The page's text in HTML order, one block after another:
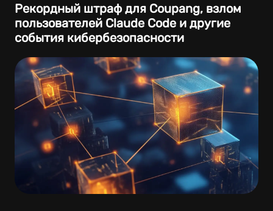
Рекордный штраф для Coupang, взлом
пользователей Claude Code и другие
события кибербезопасности